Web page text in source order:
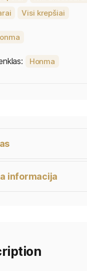
Visi krepšiai
Honma
informacija